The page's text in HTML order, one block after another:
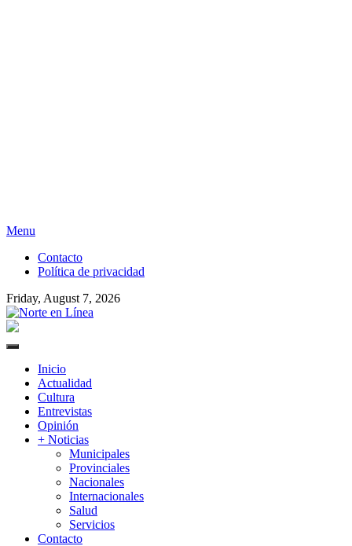
Skip
content
Menu
Contacto
Política de privacidad
Friday, August 7, 2026
Primary
Inicio
Actualidad
Cultura
Entrevistas
Opinión
+ Noticias
Municipales
Provinciales
Nacionales
Internacionales
Salud
Servicios
Contacto